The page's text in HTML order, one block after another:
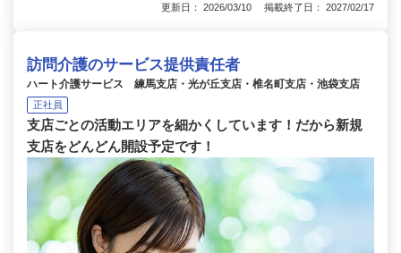
更新日： 2026/03/10 掲載終了日： 2027/02/17
訪問介護のサービス提供責任者
ハート介護サービス 練馬支店・光が丘支店・椎名町支店・池袋支店
正社員
支店ごとの活動エリアを細かくしています！だから新規
支店をどんどん開設予定です！